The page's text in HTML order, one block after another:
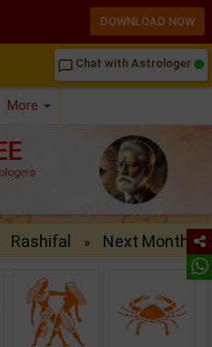
chat_bubble_outline Chat with Astrologer
More
Rashifal »
Next Monthly
DOWNLOAD NOW